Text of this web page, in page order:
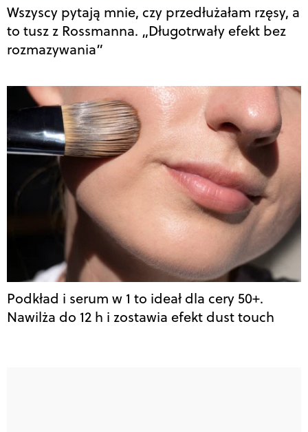
Wszyscy pytają mnie, czy przedłużałam rzęsy, a
to tusz z Rossmanna. „Długotrwały efekt bez
rozmazywania”
Podkład i serum w 1 to ideał dla cery 50+.
Nawilża do 12 h i zostawia efekt dust touch